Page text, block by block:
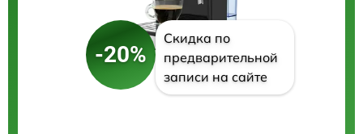
-20%
Скидка по
предварительной
записи на сайте